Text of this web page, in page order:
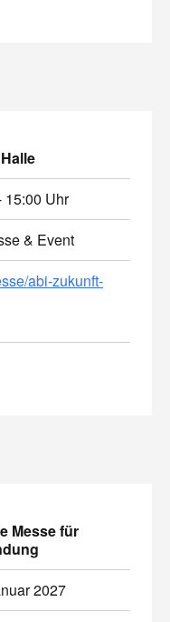
15:00 Uhr
& Event
abi-zukunft-
Messe für
2027